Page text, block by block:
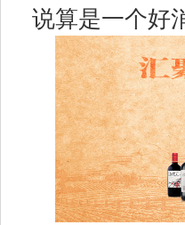
说算是一个好